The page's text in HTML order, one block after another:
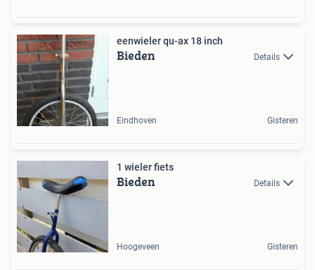
eenwieler qu-ax 18 inch
Bieden Details
Eindhoven Gisteren
1 wieler fiets
Bieden Details
Hoogeveen Gisteren